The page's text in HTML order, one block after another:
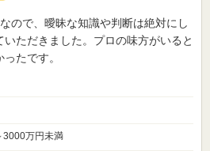
ので、曖昧な知識や判断は絶対にし
ただきました。プロの味方がいると
たです。
3000万円未満